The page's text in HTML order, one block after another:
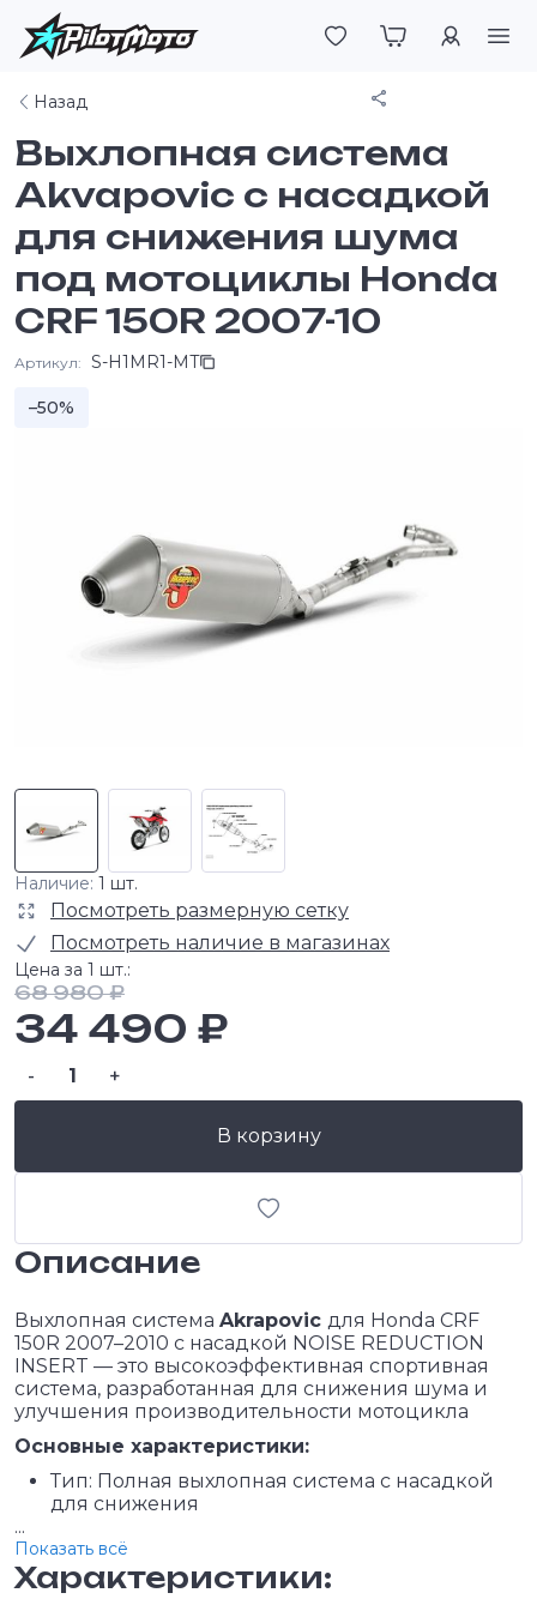
Войти
Назад
Описание
Выхлопная система Akrapovic для Honda CRF
150R 2007–2010 с насадкой NOISE REDUCTION
INSERT — это высокоэффективная спортивная
система, разработанная для снижения шума и
улучшения производительности мотоцикла
Основные характеристики:
Тип: Полная выхлопная система с насадкой
для снижения
...
Показать всё
Характеристики:
Выхлопная система
Akvapovic c насадкой
для снижения шума
под мотоциклы Honda
CRF 150R 2007-10
Артикул: S-H1MR1-MT
–50%
Наличие: 1 шт.
Посмотреть размерную сетку
Посмотреть наличие в магазинах
Цена за 1 шт.:
68 980 ₽
34 490 ₽
- +
В корзину